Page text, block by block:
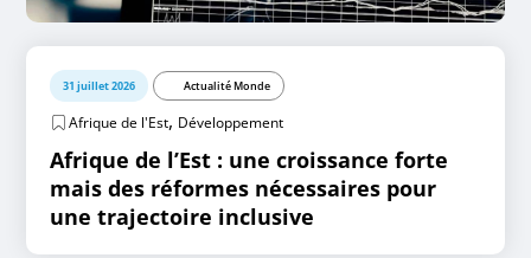
31 juillet 2026 Actualité Monde
Afrique de l'Est, Développement
Afrique de l’Est : une croissance forte
mais des réformes nécessaires pour
une trajectoire inclusive